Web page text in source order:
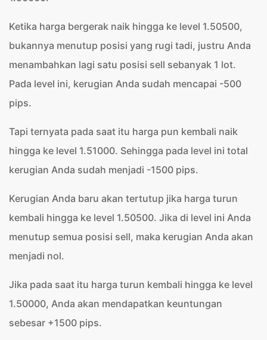
Ketika harga bergerak naik hingga ke level 1.50500,
bukannya menutup posisi yang rugi tadi, justru Anda
menambahkan lagi satu posisi sell sebanyak 1 lot.
Pada level ini, kerugian Anda sudah mencapai -500
pips.
Tapi ternyata pada saat itu harga pun kembali naik
hingga ke level 1.51000. Sehingga pada level ini total
kerugian Anda sudah menjadi -1500 pips.
Kerugian Anda baru akan tertutup jika harga turun
kembali hingga ke level 1.50500. Jika di level ini Anda
menutup semua posisi sell, maka kerugian Anda akan
menjadi nol.
Jika pada saat itu harga turun kembali hingga ke level
1.50000, Anda akan mendapatkan keuntungan
sebesar +1500 pips.